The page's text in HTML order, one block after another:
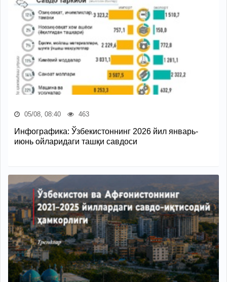
05/08, 08:40 463
Инфографика: Ўзбекистоннинг 2026 йил январь-
июнь ойларидаги ташқи савдоси